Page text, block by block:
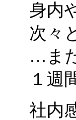
身内
次々
…ま
１週
社内